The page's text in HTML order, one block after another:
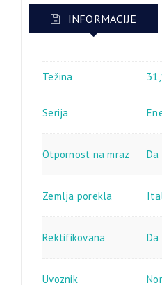
INFORMACIJE
Težina
Serija
Otpornost na mraz Da
Zemlja porekla
Rektifikovana Da
Uvoznik